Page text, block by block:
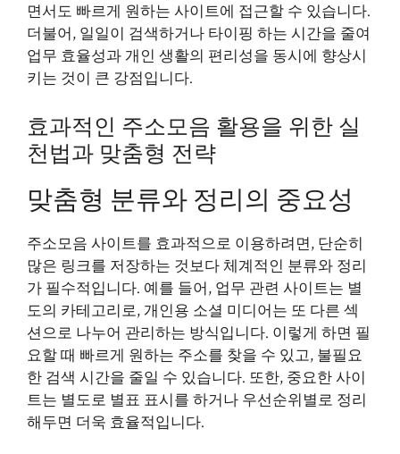
면서도 빠르게 원하는 사이트에 접근할 수 있습니다.
더불어, 일일이 검색하거나 타이핑 하는 시간을 줄여
업무 효율성과 개인 생활의 편리성을 동시에 향상시
키는 것이 큰 강점입니다.
효과적인 주소모음 활용을 위한 실
천법과 맞춤형 전략
맞춤형 분류와 정리의 중요성
주소모음 사이트를 효과적으로 이용하려면, 단순히
많은 링크를 저장하는 것보다 체계적인 분류와 정리
가 필수적입니다. 예를 들어, 업무 관련 사이트는 별
도의 카테고리로, 개인용 소셜 미디어는 또 다른 섹
션으로 나누어 관리하는 방식입니다. 이렇게 하면 필
요할 때 빠르게 원하는 주소를 찾을 수 있고, 불필요
한 검색 시간을 줄일 수 있습니다. 또한, 중요한 사이
트는 별도로 별표 표시를 하거나 우선순위별로 정리
해두면 더욱 효율적입니다.